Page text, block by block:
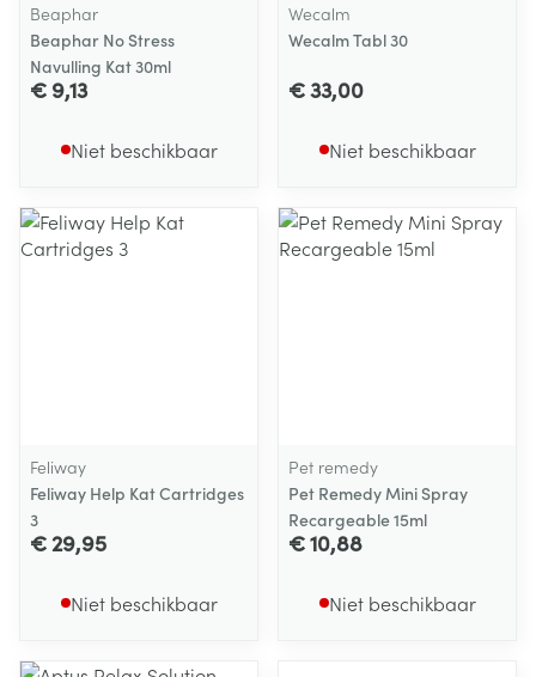
Beaphar
Beaphar No Stress
Navulling Kat 30ml
€ 9,13
Niet beschikbaar
Wecalm
Wecalm Tabl 30
€ 33,00
Niet beschikbaar
Feliway
Feliway Help Kat Cartridges
3
€ 29,95
Niet beschikbaar
Pet remedy
Pet Remedy Mini Spray
Recargeable 15ml
€ 10,88
Niet beschikbaar